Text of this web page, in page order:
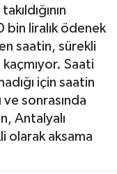
bin liralık ödenek
saatin, sürekli
Saati
için saatin
sonrasında
Antalyalı
olarak aksama